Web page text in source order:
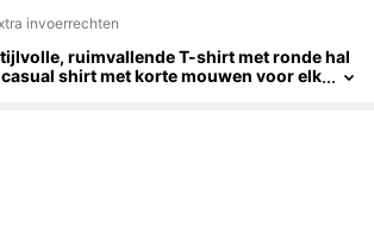
invoerrechten
ruimvallende T-shirt met ronde hal
shirt met korte mouwen voor elk